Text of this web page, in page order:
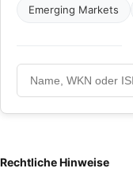
Emerging Markets
Rechtliche Hinweise